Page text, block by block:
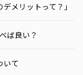
メリットって？」
ば良い？
いて